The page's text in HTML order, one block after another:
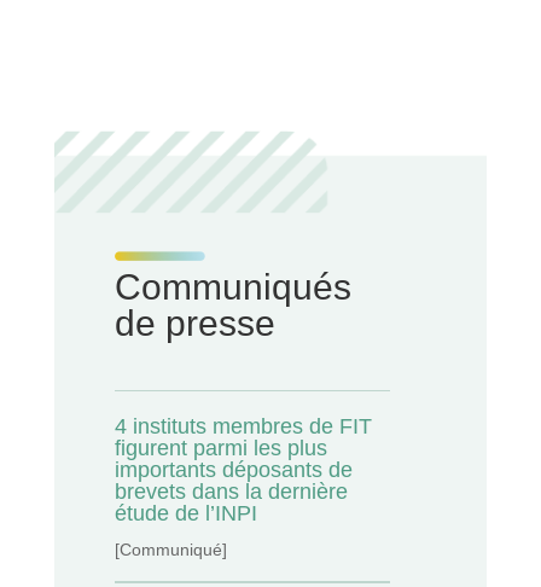
Communiqués
de presse
4 instituts membres de FIT
figurent parmi les plus
importants déposants de
brevets dans la dernière
étude de l’INPI
[Communiqué]